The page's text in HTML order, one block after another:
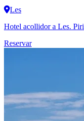
Les
Hotel acollidor a Les.
Reservar